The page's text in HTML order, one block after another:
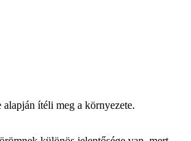
ítéli meg a környezete.